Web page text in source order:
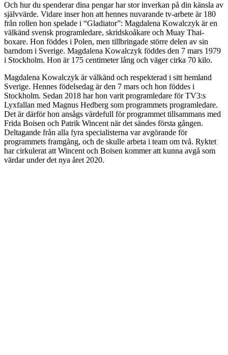
Och hur du spenderar dina pengar har stor inverkan på din känsla av
självvärde. Vidare inser hon att hennes nuvarande tv-arbete är 180
från rollen hon spelade i “Gladiator”: Magdalena Kowalczyk är en
välkänd svensk programledare, skridskoåkare och Muay Thai-
boxare. Hon föddes i Polen, men tillbringade större delen av sin
barndom i Sverige. Magdalena Kowalczyk föddes den 7 mars 1979
i Stockholm. Hon är 175 centimeter lång och väger cirka 70 kilo.
Magdalena Kowalczyk är välkänd och respekterad i sitt hemland
Sverige. Hennes födelsedag är den 7 mars och hon föddes i
Stockholm. Sedan 2018 har hon varit programledare för TV3:s
Lyxfallan med Magnus Hedberg som programmets programledare.
Det är därför hon ansågs värdefull för programmet tillsammans med
Frida Boisen och Patrik Wincent när det sändes första gången.
Deltagande från alla fyra specialisterna var avgörande för
programmets framgång, och de skulle arbeta i team om två. Ryktet
har cirkulerat att Wincent och Boisen kommer att kunna avgå som
värdar under det nya året 2020.